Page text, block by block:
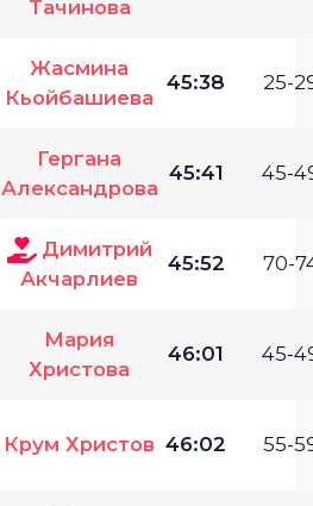
Тачинова
Жасмина
Кьойбашиева
45:38 25-
Гергана
Александрова
45:41 45-
Димитрий
Акчарлиев
45:52 70-
Мария
Христова
46:01 45-
Крум Христов 46:02 55-